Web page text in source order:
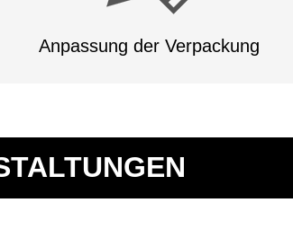
Anpassung der Verpackung